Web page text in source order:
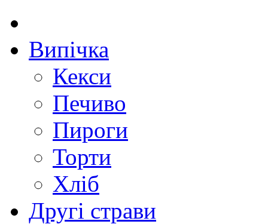
Випічка
Кекси
Печиво
Пироги
Торти
Хліб
Другі страви